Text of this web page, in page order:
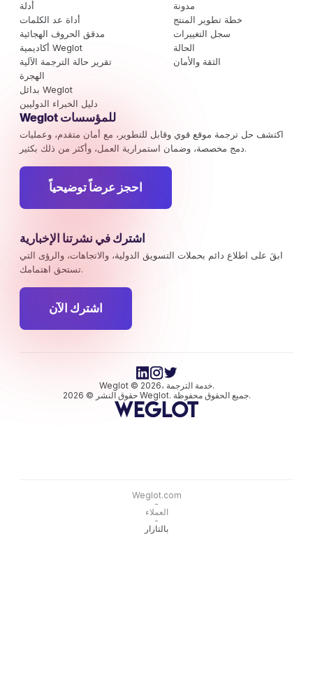
أدلة
أداة عد الكلمات
مدقق الحروف الهجائية
أكاديمية Weglot
تقرير حالة الترجمة الآلية
الهجرة
بدائل Weglot
دليل الخبراء الدوليين
مدونة
خطة تطوير المنتج
سجل التغييرات
الحالة
الثقة والأمان
Weglot للمؤسسات
اكتشف حل ترجمة موقع قوي وقابل للتطوير، مع أمان متقدم، وعمليات
دمج مخصصة، وضمان استمرارية العمل، وأكثر من ذلك بكثير.
احجز عرضاً توضيحياً
اشترك في نشرتنا الإخبارية
ابقَ على اطلاع دائم بحملات التسويق الدولية، والاتجاهات، والرؤى التي
تستحق اهتمامك.
اشترك الآن
Weglot © 2026، خدمة الترجمة.
حقوق النشر © 2026 Weglot. جميع الحقوق محفوظة.
Weglot.com
-
العملاء
-
بالتازار